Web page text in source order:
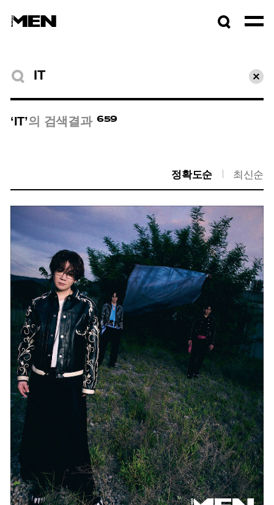
검색결과
초기
‘IT’의 검색결과 659
정확도순 최신순